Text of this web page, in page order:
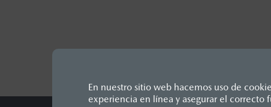
En nuestro sitio web hacemos uso de
experiencia en línea y asegurar el